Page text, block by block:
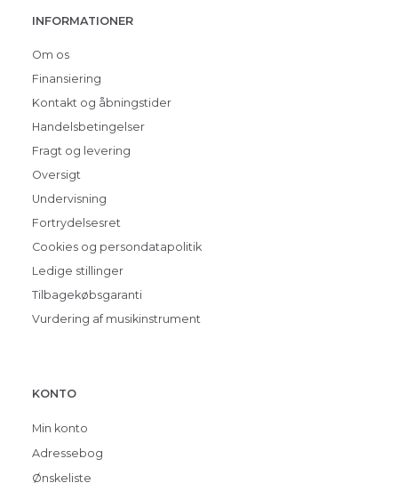
INFORMATIONER
Om os
Finansiering
Kontakt og åbningstider
Handelsbetingelser
Fragt og levering
Oversigt
Undervisning
Fortrydelsesret
Cookies og persondatapolitik
Ledige stillinger
Tilbagekøbsgaranti
Vurdering af musikinstrument
KONTO
Min konto
Adressebog
Ønskeliste